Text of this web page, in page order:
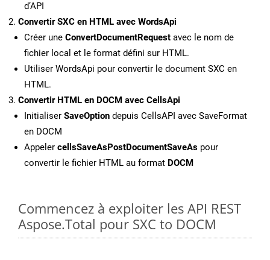
d’API
Convertir SXC en HTML avec WordsApi
Créer une ConvertDocumentRequest avec le nom de
fichier local et le format défini sur HTML.
Utiliser WordsApi pour convertir le document SXC en
HTML.
Convertir HTML en DOCM avec CellsApi
Initialiser SaveOption depuis CellsAPI avec SaveFormat
en DOCM
Appeler cellsSaveAsPostDocumentSaveAs pour
convertir le fichier HTML au format DOCM
Commencez à exploiter les API REST
Aspose.Total pour SXC to DOCM